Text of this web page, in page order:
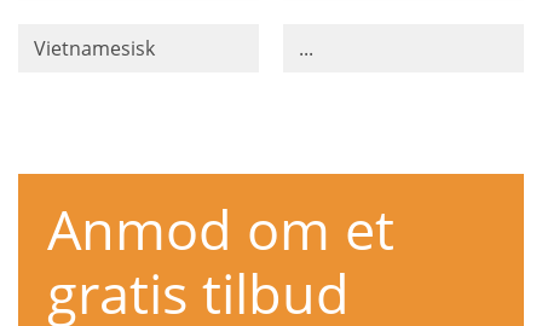
Vietnamesisk ...
Anmod om et
gratis tilbud